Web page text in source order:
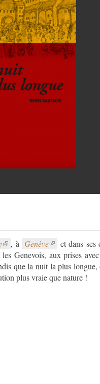
, à Genève
et dans ses
Genevois, aux prises
que la nuit la plus
plus vraie que nature !